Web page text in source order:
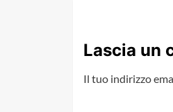
Lascia un
Il tuo indirizzo